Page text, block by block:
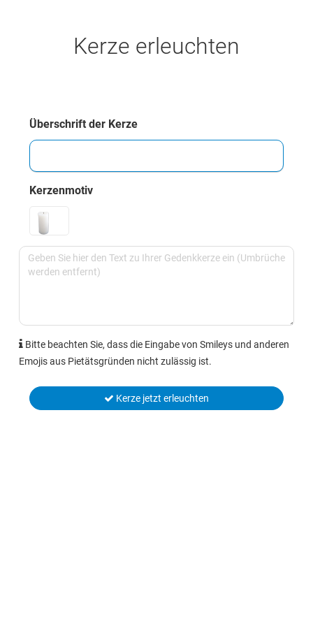
Kerze erleuchten
Überschrift der Kerze
Kerzenmotiv
Bitte beachten Sie, dass die Eingabe von Smileys und anderen
Emojis aus Pietätsgründen nicht zulässig ist.
Kerze jetzt erleuchten